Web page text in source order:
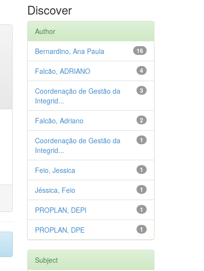
Discover
Author
16
Bernardino, Ana Paula
4
Falcão, ADRIANO
3
Coordenação de Gestão da
Integrid...
2
Falcão, Adriano
1
Coordenação de Gestão da
Integrid...
1
Feio, Jessica
1
Jéssica, Feio
1
PROPLAN, DEPI
1
PROPLAN, DPE
Subject